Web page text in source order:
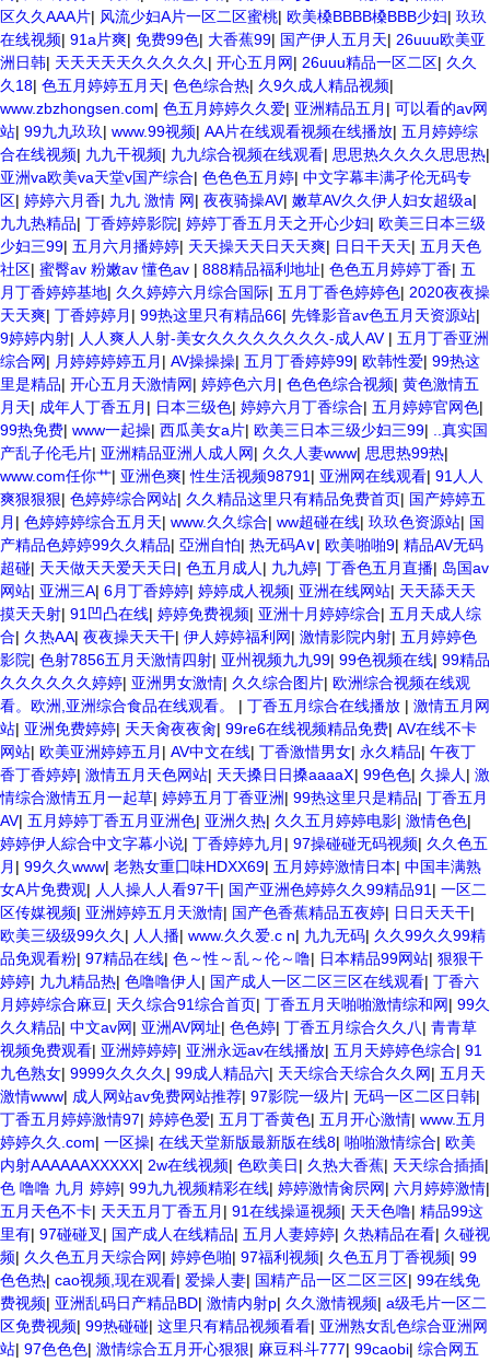
区久久AAA片| 风流少妇A片一区二区蜜桃| 欧美槡BBBB槡BBB少妇| 玖玖
在线视频| 91a片爽| 免费99色| 大香蕉99| 国产伊人五月天| 26uuu欧美亚
洲日韩| 天天天天天久久久久久 | 开心五月网| 26uuu精品一区二区| 久久
久18| 色五月婷婷五月天| 色色综合热| 久9久成人精品视频|
www.zbzhongsen.com| 色五月婷婷久久爱| 亚洲精品五月 | 可以看的av网
站| 99九九玖玖| www.99视频| AA片在线观看视频在线播放| 五月婷婷综
合在线视频| 九九干视频| 九九综合视频在线观看| 思思热久久久久思思热|
亚洲va欧美va天堂v国产综合| 色色色五月婷| 中文字幕丰满孑伦无码专
区| 婷婷六月香| 九九 激情 网| 夜夜骑操AV| 嫩草AV久久伊人妇女超级a|
九九热精品| 丁香婷婷影院| 婷婷丁香五月天之开心少妇| 欧美三日本三级
少妇三99| 五月六月播婷婷| 天天操天天日天天爽| 日日干天天| 五月天色
社区| 蜜臀av 粉嫩av 懂色av | 888精品福利地址| 色色五月婷婷丁香| 五
月丁香婷婷基地| 久久婷婷六月综合国际| 五月丁香色婷婷色| 2020夜夜操
天天爽| 丁香婷婷月 | 99热这里只有精品66| 先锋影音av色五月天资源站|
9婷婷内射| 人人爽人人射-美女久久久久久久久久-成人AV | 五月丁香亚洲
综合网| 月婷婷婷婷五月 | AV操操操| 五月丁香婷婷99| 欧韩性爱| 99热这
里是精品| 开心五月天激情网| 婷婷色六月 | 色色色综合视频| 黄色激情五
月天| 成年人丁香五月 | 日本三级色| 婷婷六月丁香综合| 五月婷婷官网色|
99热免费| www一起操| 西瓜美女a片| 欧美三日本三级少妇三99|
..真实国
产乱子伦毛片| 亚洲精品亚洲人成人网| 久久人妻www| 思思热99热|
www.com任你艹| 亚洲色爽|性生活视频98791 | 亚洲网在线观看| 91人人
爽狠狠狠| 色婷婷综合网站| 久久精品这里只有精品免费首页| 国产婷婷五
月 | 色婷婷婷综合五月天| www.久久综合| ww超碰在线| 玖玖色资源站| 国
产精品色婷婷99久久精品| 亞洲自怕| 热无码A∨| 欧美啪啪9| 精品AV无码
超碰| 天天做天天爱天天日| 色五月成人 | 九九婷| 丁香色五月直播| 岛国av
网站| 亚洲三A| 6月丁香婷婷| 婷婷成人视频| 亚洲在线网站| 天天舔天天
摸天天射| 91凹凸在线| 婷婷免费视频| 亚洲十月婷婷综合| 五月天成人综
合| 久热AA| 夜夜操天天干| 伊人婷婷福利网| 激情影院内射| 五月婷婷色
影院| 色射7856五月天激情四射| 亚州视频九九99| 99色视频在线| 99精品
久久久久久久婷婷| 亚洲男女激情| 久久综合图片| 欧洲综合视频在线观
看。欧洲,亚洲综合食品在线观看。 | 丁香五月综合在线播放 | 激情五月网
站| 亚洲免费婷婷| 天天肏夜夜肏| 99re6在线视频精品免费| AV在线不卡
网站| 欧美亚洲婷婷五月 | AV中文在线| 丁香激惜男女| 永久精品| 午夜丁
香丁香婷婷| 激情五月天色网站| 天天搡日日搡aaaaⅩ| 99色色| 久操人 | 激
情综合激情五月一起草| 婷婷五月丁香亚洲| 99热这里只是精品| 丁香五月
AV| 五月婷婷丁香五月亚洲色| 亚洲久热| 久久五月婷婷电影| 激情色色|
婷婷伊人綜合中文字幕小说| 丁香婷婷九月 | 97操碰碰无码视频| 久久色五
月 | 99久久www| 老熟女重囗味HDXX69| 五月婷婷激情日本| 中国丰满熟
女A片免费观| 人人操人人看97干| 国产亚洲色婷婷久久99精品91 | 一区二
区传媒视频| 亚洲婷婷五月天激情| 国产色香蕉精品五夜婷| 日日天天干|
欧美三级级99久久 | 人人播| www.久久爱.c n| 九九无码| 久久99久久99精
品免观看粉| 97精品在线| 色～性～乱～伦～噜| 日本精品99网站| 狠狠干
婷婷| 九九精品热| 色噜噜伊人 | 国产成人一区二区三区在线观看| 丁香六
月婷婷综合麻豆| 天久综合91综合首页| 丁香五月天啪啪激情综和网| 99久
久久精品| 中文av网| 亚洲AV网址| 色色婷| 丁香五月综合久久八| 青青草
视频免费观看| 亚洲婷婷婷| 亚洲永远av在线播放| 五月天婷婷色综合| 91
九色熟女| 9999久久久久 | 99成人精品六| 天天综合天综合久久网| 五月天
激情www| 成人网站av免费网站推荐| 97影院一级片| 无码一区二区日韩|
丁香五月婷婷激情97| 婷婷色爱| 五月丁香黄色| 五月开心激情| www.五月
婷婷久久.com| 一区操| 在线天堂新版最新版在线8| 啪啪激情综合| 欧美
内射AAAAAAXXXXX| 2w在线视频| 色欧美日| 久热大香蕉| 天天综合插插|
色 噜噜 九月 婷婷| 99九九视频精彩在线| 婷婷激情肏屄网| 六月婷婷激情|
五月天色不卡| 天天五月丁香五月 | 91在线操逼视频| 天天色噜| 精品99这
里有| 97碰碰叉 | 国产成人在线精品| 五月人妻婷婷| 久热精品在看| 久碰视
频| 久久色五月天综合网| 婷婷色啪| 97福利视频| 久色五月丁香视频| 99
色色热| cao视频,现在观看| 爱操人妻| 国精产品一区二区三区| 99在线免
费视频| 亚洲乱码日产精品BD| 激情内射p| 久久激情视频| a级毛片一区二
区免费视频| 99热碰碰| 这里只有精品视频看看| 亚洲熟女乱色综合亚洲网
站| 97色色色| 激情综合五月开心狠狠| 麻豆科斗777| 99caobi| 综合网五